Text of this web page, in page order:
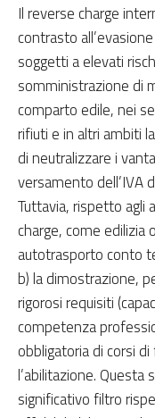
Il reverse charge
contrasto
soggetti a elevati
somministrazione di
comparto edile, nei
rifiuti e in altri ambiti
di neutralizzare i
versamento dell’IVA
Tuttavia, rispetto agli
charge, come edilizia
autotrasporto conto
b) la dimostrazione,
rigorosi requisiti
competenza
obbligatoria di corsi
l’abilitazione. Questa
significativo filtro